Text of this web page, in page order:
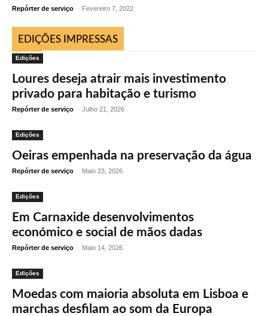
Repórter de serviço - Fevereiro 7, 2022
EDIÇÕES IMPRESSAS
Edições
Loures deseja atrair mais investimento
privado para habitação e turismo
Repórter de serviço - Julho 21, 2026
Edições
Oeiras empenhada na preservação da água
Repórter de serviço - Maio 23, 2026
Edições
Em Carnaxide desenvolvimentos
económico e social de mãos dadas
Repórter de serviço - Maio 14, 2026
Edições
Moedas com maioria absoluta em Lisboa e
marchas desfilam ao som da Europa